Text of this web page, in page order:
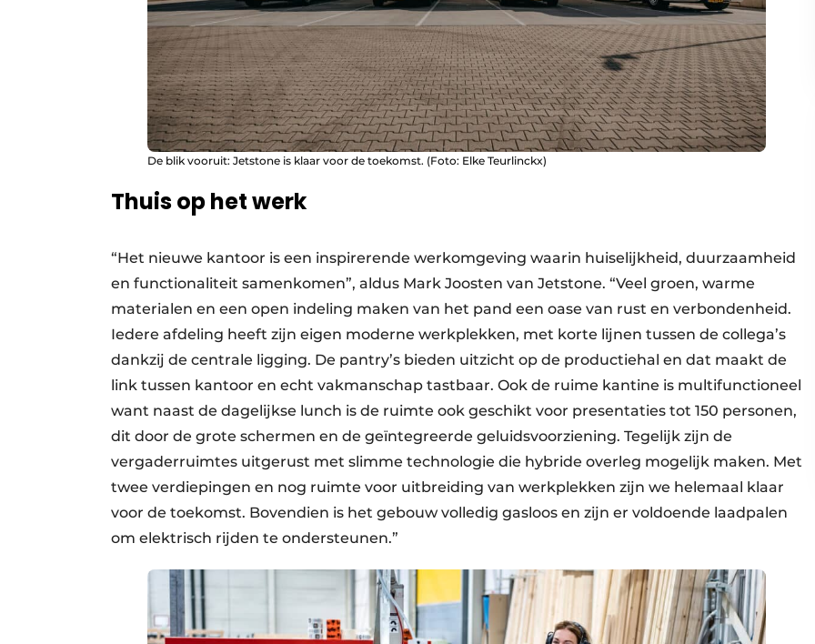
De blik vooruit: Jetstone is klaar voor de toekomst. (Foto: Elke Teurlinckx)
Thuis op het werk
“Het nieuwe kantoor is een inspirerende werkomgeving waarin huiselijkheid, duurzaamheid
en functionaliteit samenkomen”, aldus Mark Joosten van Jetstone. “Veel groen, warme
materialen en een open indeling maken van het pand een oase van rust en verbondenheid.
Iedere afdeling heeft zijn eigen moderne werkplekken, met korte lijnen tussen de collega’s
dankzij de centrale ligging. De pantry’s bieden uitzicht op de productiehal en dat maakt de
link tussen kantoor en echt vakmanschap tastbaar. Ook de ruime kantine is multifunctioneel
want naast de dagelijkse lunch is de ruimte ook geschikt voor presentaties tot 150 personen,
dit door de grote schermen en de geïntegreerde geluidsvoorziening. Tegelijk zijn de
vergaderruimtes uitgerust met slimme technologie die hybride overleg mogelijk maken. Met
twee verdiepingen en nog ruimte voor uitbreiding van werkplekken zijn we helemaal klaar
voor de toekomst. Bovendien is het gebouw volledig gasloos en zijn er voldoende laadpalen
om elektrisch rijden te ondersteunen.”